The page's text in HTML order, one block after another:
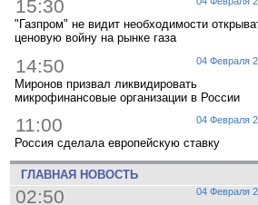
15:30
"Газпром" не видит необходимости
ценовую войну на рынке газа
04 Февраля
14:50
Миронов призвал ликвидировать
микрофинансовые организации в России
04 Февраля
11:00
Россия сделала европейскую ставку
ГЛАВНАЯ НОВОСТЬ
04 Февраля
02:50